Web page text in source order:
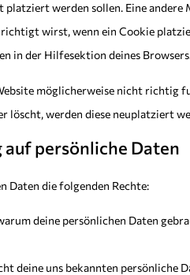
platziert werden sollen. Eine
wirst, wenn ein Cookie
in der Hilfesektion deines
möglicherweise nicht
löscht, werden diese neuplatziert
auf persönliche Daten
Daten die folgenden Rechte:
deine persönlichen Daten
deine uns bekannten persönliche